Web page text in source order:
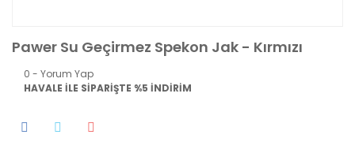
Pawer Su Geçirmez Spekon Jak - Kırmızı
0 - Yorum Yap
HAVALE İLE SİPARİŞTE %5 İNDİRİM